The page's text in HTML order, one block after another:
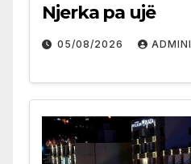
Njerka pa ujë
05/08/2026 ADMINI